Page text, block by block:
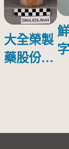
大全榮製
藥股份有